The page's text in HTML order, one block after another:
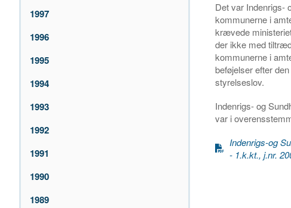
1997
1996
1995
1994
1993
1992
1991
1990
1989
Det var Indenrigs-
kommunerne i
krævede
der ikke med
kommunerne i
beføjelser efter
styrelseslov.
Indenrigs- og
var i
Indenrigs-og
- 1.k.kt., j.nr.